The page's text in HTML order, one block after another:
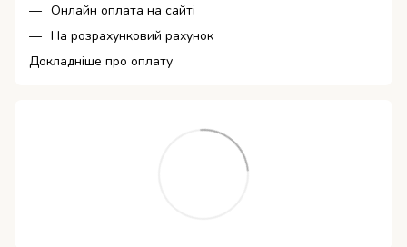
Онлайн оплата на сайті
На розрахунковий рахунок
Докладніше про оплату